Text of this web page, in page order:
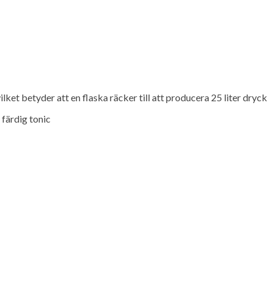
betyder att en flaska räcker till att producera 25 liter dryck
färdig tonic